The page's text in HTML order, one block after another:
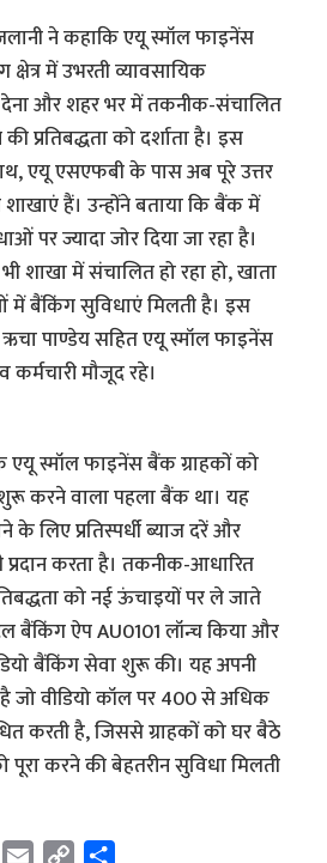
ने कहाकि एयू स्मॉल फाइनेंस
में उभरती व्यावसायिक
और शहर भर में तकनीक-संचालित
प्रतिबद्धता को दर्शाता है। इस
एयू एसएफबी के पास अब पूरे उत्तर
हैं। उन्होंने बताया कि बैंक में
पर ज्यादा जोर दिया जा रहा है।
शाखा में संचालित हो रहा हो, खाता
बैंकिंग सुविधाएं मिलती है। इस
पाण्डेय सहित एयू स्मॉल फाइनेंस
मौजूद रहे।
एयू स्मॉल फाइनेंस बैंक ग्राहकों को
करने वाला पहला बैंक था। यह
के लिए प्रतिस्पर्धी ब्याज दरें और
प्रदान करता है। तकनीक-आधारित
को नई ऊंचाइयों पर ले जाते
बैंकिंग ऐप AU0101 लॉन्च किया और
बैंकिंग सेवा शुरू की। यह अपनी
जो वीडियो कॉल पर 400 से अधिक
करती है, जिससे ग्राहकों को घर बैठे
करने की बेहतरीन सुविधा मिलती